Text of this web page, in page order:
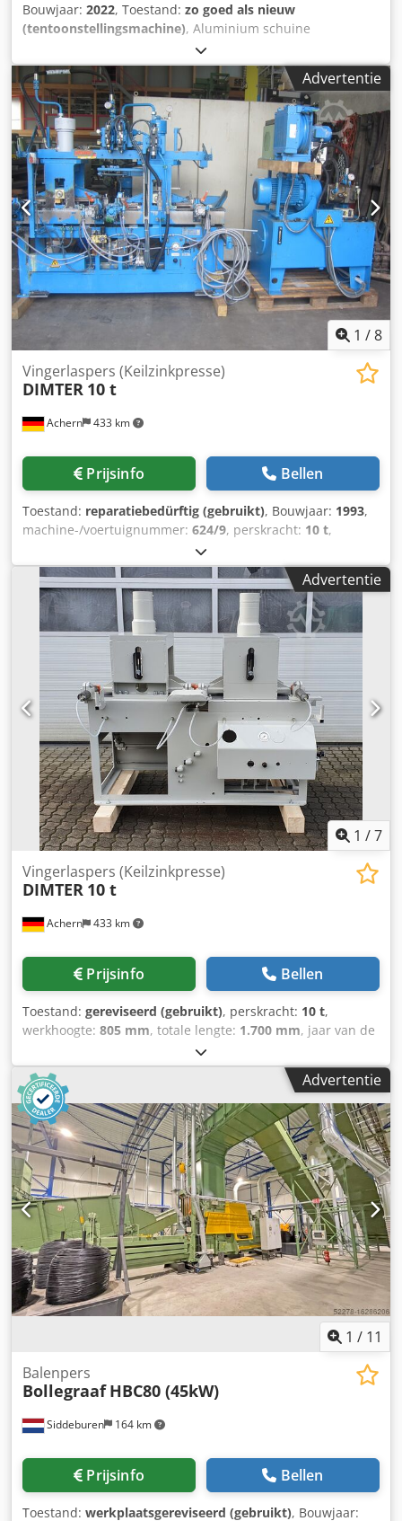
Bouwjaar: 2022, Toestand: zo goed als nieuw
(tentoonstellingsmachine), Aluminium schuine
transportband incl. mobiele onderbouw Horizontaal bereik
1.100mm Stijgend bereik 1.500mm Hellingshoek in de knik
60 Totale transportbandlengte: 1.750mm Dkedpfx Aei
Igikshnjr Loshoogte: ca. 1.600mm Horizontale hoogte:
300mm (invoerhoogte) Breedte transportband 500mm PU-
transportband incl. meenemer en golfrand petrol mat
Aandrijving: Motor 0,25KW, Snelheid 0,2m/sec Aansluiting
220/240V, 50Hz Beschermingsklasse IP54 Aandrijving etc.
aansluitklaar, motorbesturing optioneel 4x vrij stuurbare
transportrollen met blokkeerrem 2 stuks. Asranden
50x35mm 11 st.T-50 schoenplaten in het midden gelast -
481mm steek 2-laags bijzonder dwarsstabiel Nuttige
breedte 290mm, resultaten als volgt: Queranordnung
-70+30-5+290-5+30-70mm
Advertentie
1 /8
Achern 433 km
Vingerlaspers (Keilzinkpresse)
DIMTER 10 t
Prijsinfo Bellen
Toestand: reparatiebedürftig (gebruikt), Bouwjaar: 1993,
machine-/voertuignummer: 624/9, perskracht: 10 t,
, totale lengte:
Vingerlaspers Taktpers voor vingerlasverbindingen
Vingerlaspers Perskracht 10 t Dodst Sc T Ispfx Ahnokr
Houtbreedte 80 - 300 mm Houtdikte 18 - 100 mm
OPTIONEEL met hydraulische unit
Advertentie
1 /7
Achern 433 km
Vingerlaspers (Keilzinkpresse)
DIMTER 10 t
Prijsinfo Bellen
Toestand: gereviseerd (gebruikt), perskracht: 10 t,
werkhoogte: 805 mm, totale lengte: 1.700 mm, jaar van de
, Vingerlas-pers Dkedpfjt Sc Swsx
Ahner Taktpers voor vingerlasverbindingen Perskracht 10 t
Hydraulische vingerlas-cycluspers Houtbreedte 80 - 300
mm Houtdikte 18 - 100 mm OPTIES met hydrauliekunit van
300 liter en 5,5 kW motor, fabrikant GOD met elektrische
installatie
Advertentie
1 / 11
Siddeburen 164 km
Balenpers
Bollegraaf HBC80 (45kW)
Prijsinfo Bellen
Toestand: werkplaatsgereviseerd (gebruikt), Bouwjaar: